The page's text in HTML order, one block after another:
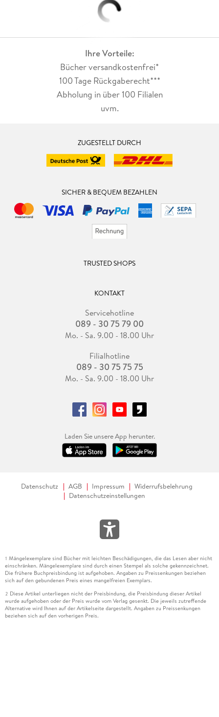
Ihre Vorteile:
Bücher versandkostenfrei*
100 Tage Rückgaberecht***
Abholung in über 100 Filialen
uvm.
ZUGESTELLT DURCH
SICHER & BEQUEM BEZAHLEN
TRUSTED SHOPS
KONTAKT
Servicehotline
089 - 30 75 79 00
Mo. - Sa. 9.00 - 18.00 Uhr
Filialhotline
089 - 30 75 75 75
Mo. - Sa. 9.00 - 18.00 Uhr
Laden Sie unsere App herunter.
Datenschutz AGB Impressum
Widerrufsbelehrung
Datenschutzeinstellungen
1 Mängelexemplare sind Bücher mit leichten Beschädigungen, die das Lesen aber nicht
einschränken. Mängelexemplare sind durch einen Stempel als solche gekennzeichnet.
Die frühere Buchpreisbindung ist aufgehoben. Angaben zu Preissenkungen beziehen
sich auf den gebundenen Preis eines mangelfreien Exemplars.
2 Diese Artikel unterliegen nicht der Preisbindung, die Preisbindung dieser Artikel
wurde aufgehoben oder der Preis wurde vom Verlag gesenkt. Die jeweils zutreffende
Alternative wird Ihnen auf der Artikelseite dargestellt. Angaben zu Preissenkungen
beziehen sich auf den vorherigen Preis.